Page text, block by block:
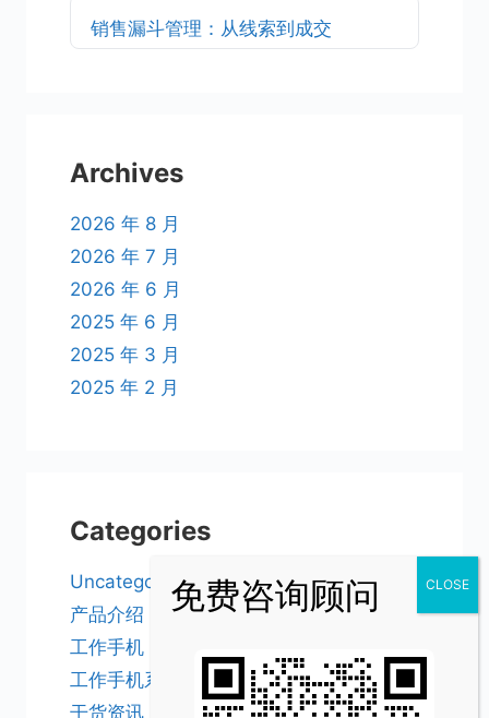
销售漏斗管理：从线索到成交
Archives
2026 年 8 月
2026 年 7 月
2026 年 6 月
2025 年 6 月
2025 年 3 月
2025 年 2 月
Categories
Uncategorized
产品介绍
工作手机
工作手机系统
干货资讯